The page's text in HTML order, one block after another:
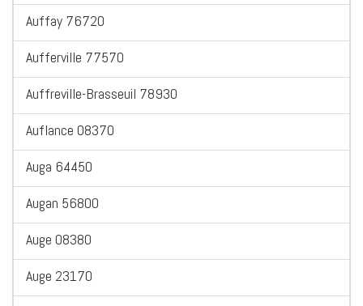
Auffay 76720
Aufferville 77570
Auffreville-Brasseuil 78930
Auflance 08370
Auga 64450
Augan 56800
Auge 08380
Auge 23170